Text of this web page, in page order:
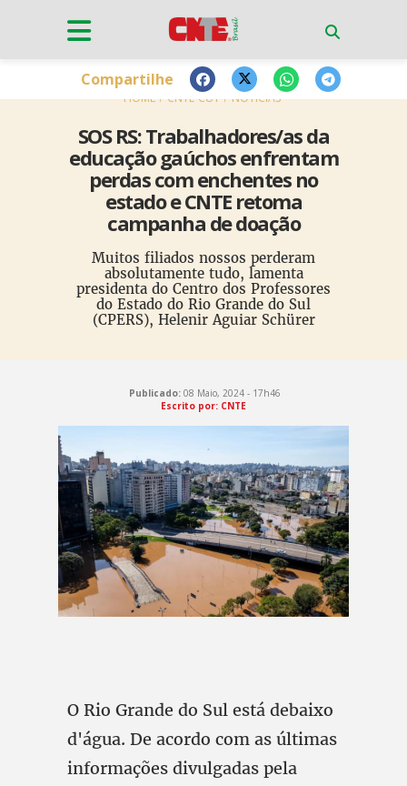
HOME CNTE-CUT NOTÍCIAS
SOS RS: Trabalhadores/as da
educação gaúchos enfrentam
perdas com enchentes no
estado e CNTE retoma
campanha de doação
Muitos filiados nossos perderam
absolutamente tudo, lamenta
presidenta do Centro dos Professores
do Estado do Rio Grande do Sul
(CPERS), Helenir Aguiar Schürer
Compartilhe
Publicado: 08 Maio, 2024 - 17h46
Escrito por: CNTE
O Rio Grande do Sul está debaixo
d'água. De acordo com as últimas
informações divulgadas pela